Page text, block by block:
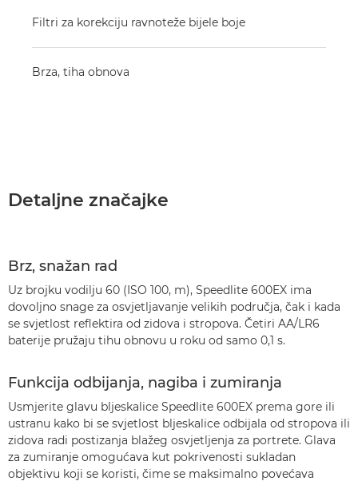
Filtri za korekciju ravnoteže bijele boje
Brza, tiha obnova
Detaljne značajke
Brz, snažan rad
Uz brojku vodilju 60 (ISO 100, m), Speedlite 600EX ima
dovoljno snage za osvjetljavanje velikih područja, čak i kada
se svjetlost reflektira od zidova i stropova. Četiri AA/LR6
baterije pružaju tihu obnovu u roku od samo 0,1 s.
Funkcija odbijanja, nagiba i zumiranja
Usmjerite glavu bljeskalice Speedlite 600EX prema gore ili
ustranu kako bi se svjetlost bljeskalice odbijala od stropova ili
zidova radi postizanja blažeg osvjetljenja za portrete. Glava
za zumiranje omogućava kut pokrivenosti sukladan
objektivu koji se koristi, čime se maksimalno povećava